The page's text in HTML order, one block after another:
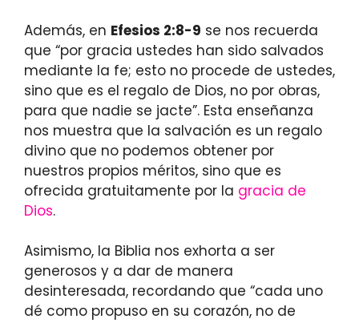
Además, en Efesios 2:8-9 se nos recuerda
que “por gracia ustedes han sido salvados
mediante la fe; esto no procede de ustedes,
sino que es el regalo de Dios, no por obras,
para que nadie se jacte”. Esta enseñanza
nos muestra que la salvación es un regalo
divino que no podemos obtener por
nuestros propios méritos, sino que es
ofrecida gratuitamente por la gracia de
Dios.
Asimismo, la Biblia nos exhorta a ser
generosos y a dar de manera
desinteresada, recordando que “cada uno
dé como propuso en su corazón, no de